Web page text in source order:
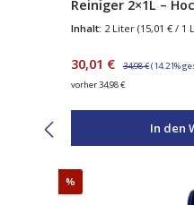
Reiniger 2×1L –
Eingebranntes &
Inhalt: 2 Liter (15,01 € / 1
Verkaufspreis:
30,01 € Regulärer Preis:
34,98 €(14.21%
vorher 34,98 €
In den
%